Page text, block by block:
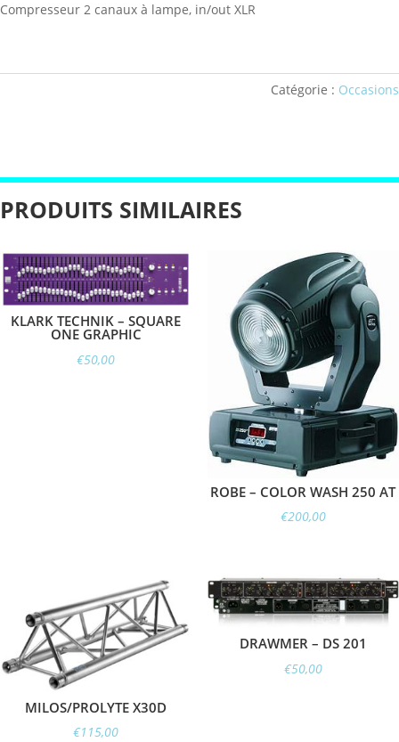
Compresseur 2 canaux à lampe, in/out XLR
Catégorie : Occasions
PRODUITS SIMILAIRES
KLARK TECHNIK – SQUARE
ONE GRAPHIC
€50,00
ROBE – COLOR WASH 250 AT
€200,00
MILOS/PROLYTE X30D
€115,00
DRAWMER – DS 201
€50,00